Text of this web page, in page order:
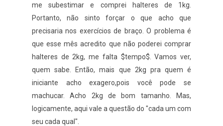
me subestimar e comprei halteres de 1kg.
Portanto, não sinto forçar o que acho que
precisaria nos exercícios de braço. O problema é
que esse mês acredito que não poderei comprar
halteres de 2kg, me falta $tempo$. Vamos ver,
quem sabe. Então, mais que 2kg pra quem é
iniciante acho exagero,pois você pode se
machucar. Acho 2kg de bom tamanho. Mas,
logicamente, aqui vale a questão do "cada um com
seu cada qual".